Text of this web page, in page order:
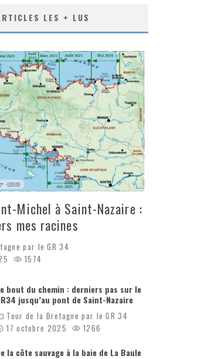
LES + LUS
Michel à Saint-Nazaire :
mes racines
par le GR 34
1574
bout du chemin : derniers pas sur le
jusqu’au pont de Saint-Nazaire
Tour de la Bretagne par le GR 34
17 octobre 2025
1266
la côte sauvage à la baie de La Baule